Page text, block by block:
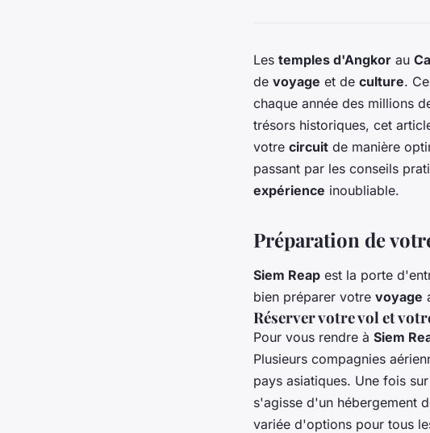
Les temples d'Angkor au
de voyage et de culture.
chaque année des millions
trésors historiques, cet
votre circuit de manière
passant par les conseils
expérience inoubliable.
Préparation de
Siem Reap est la porte
bien préparer votre voyage
Réserver votre vol et
Pour vous rendre à Siem
Plusieurs compagnies
pays asiatiques. Une fois
s'agisse d'un hébergement
variée d'options pour tous